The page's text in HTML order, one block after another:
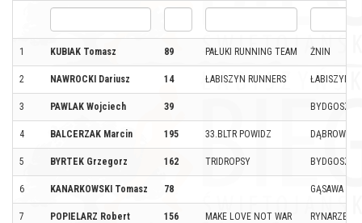
1 KUBIAK Tomasz 89 PAŁUKI RUNNING TEAM ŻNIN
2 NAWROCKI Dariusz 14 ŁABISZYN RUNNERS ŁABISZYN
3 PAWLAK Wojciech 39 BYDGOSZCZ
4 BALCERZAK Marcin 195 33.BLTR POWIDZ DĄBROWA
5 BYRTEK Grzegorz 162 TRIDROPSY BYDGOSZCZ
6 KANARKOWSKI Tomasz 78 GĄSAWA
7 POPIELARZ Robert 156 MAKE LOVE NOT WAR RYNARZEWO